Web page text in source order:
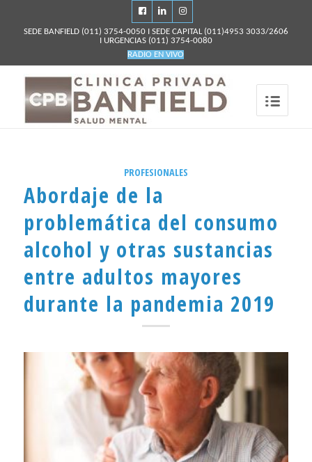
SEDE BANFIELD (011) 3754-0050I SEDE CAPITAL (011)4953 3033/2606
I URGENCIAS (011) 3754-0080
RADIO EN VIVO
PROFESIONALES
Abordaje de la
problemática del consumo
alcohol y otras sustancias
entre adultos mayores
durante la pandemia 2019